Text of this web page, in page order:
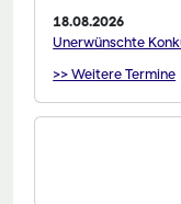
18.08.2026
Unerwünschte
>> Weitere Termine